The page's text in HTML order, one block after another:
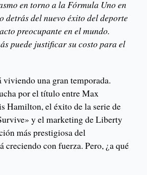
en torno a la Fórmula Uno en
detrás del nuevo éxito del deporte
preocupante en el mundo.
puede justificar su costo para el
viviendo una gran temporada.
por el título entre Max
Hamilton, el éxito de la serie de
y el marketing de Liberty
más prestigiosa del
creciendo con fuerza. Pero, ¿a qué